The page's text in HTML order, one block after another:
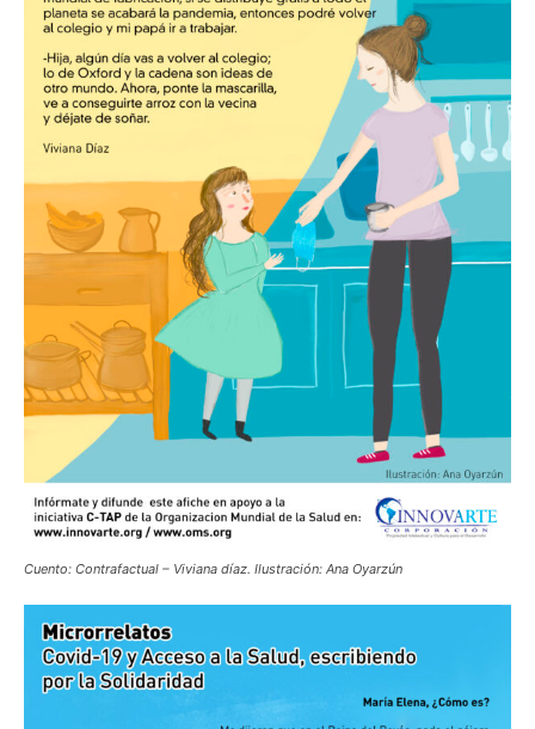
Cuento: Contrafactual – Viviana díaz. Ilustración: Ana Oyarzún